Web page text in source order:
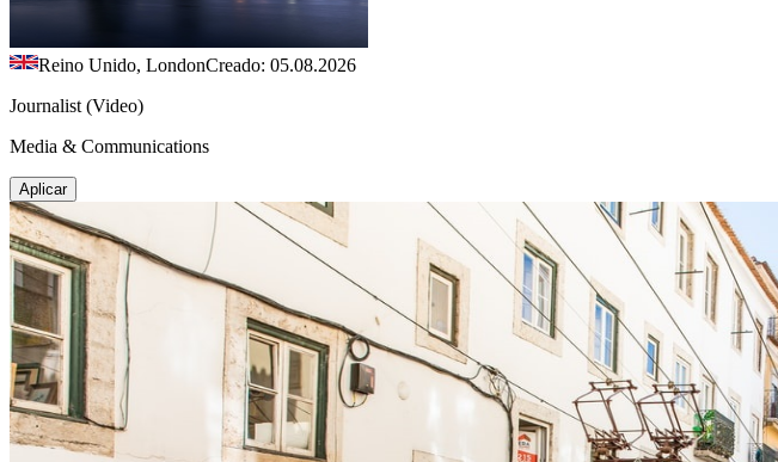
Reino Unido, LondonCreado: 05.08.2026
Journalist (Video)
Media & Communications
Aplicar